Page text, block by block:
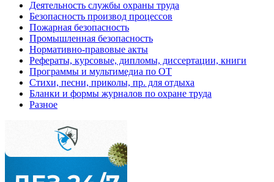
Деятельность службы охраны труда
Безопасность производ процессов
Пожарная безопасность
Промышленная безопасность
Нормативно-правовые акты
Рефераты, курсовые, дипломы, диссертации, книги
Программы и мультимедиа по ОТ
Стихи, песни, приколы, пр. для отдыха
Бланки и формы журналов по охране труда
Разное